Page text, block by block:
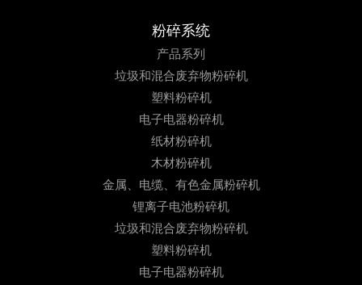
粉碎系统
产品系列
垃圾和混合废弃物粉碎机
塑料粉碎机
电子电器粉碎机
纸材粉碎机
木材粉碎机
金属、电缆、有色金属粉碎机
锂离子电池粉碎机
垃圾和混合废弃物粉碎机
塑料粉碎机
电子电器粉碎机